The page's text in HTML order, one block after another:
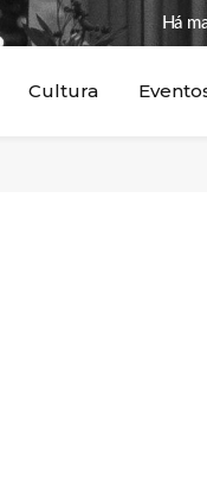
Há
Cultura